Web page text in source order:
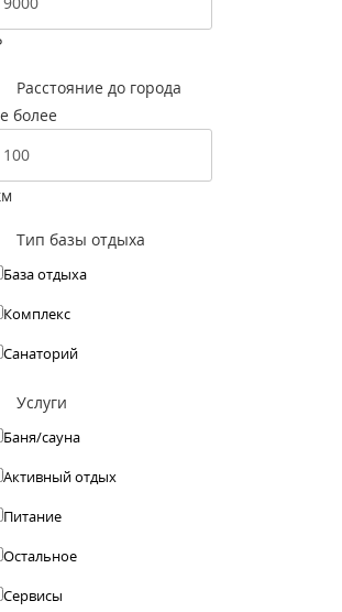
Расстояние до города
более
Тип базы отдыха
База отдыха
Комплекс
Санаторий
Услуги
Баня/сауна
Активный отдых
Питание
Остальное
Сервисы